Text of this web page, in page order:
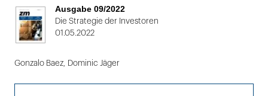
von
2
Ausgabe 09/2022
Die Strategie der Investoren
01.05.2022
Gonzalo Baez Dominic Jäger